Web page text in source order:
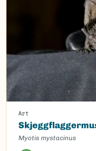
Art
Myotis mystacinus